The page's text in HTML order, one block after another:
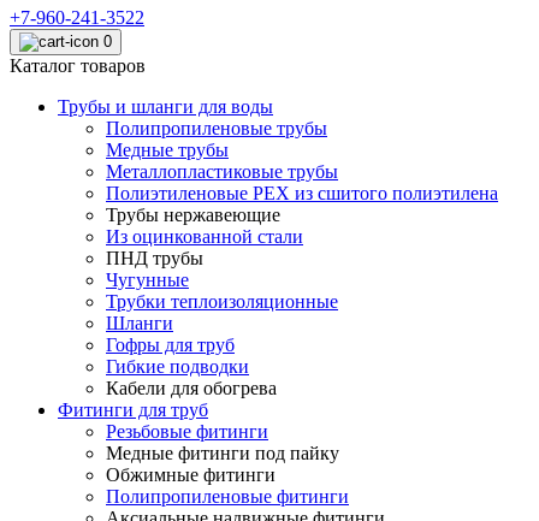
+7-960-241-3522
0
Каталог товаров
Трубы и шланги для воды
Полипропиленовые трубы
Медные трубы
Металлопластиковые трубы
Полиэтиленовые PEX из сшитого полиэтилена
Трубы нержавеющие
Из оцинкованной стали
ПНД трубы
Чугунные
Трубки теплоизоляционные
Шланги
Гофры для труб
Гибкие подводки
Кабели для обогрева
Фитинги для труб
Резьбовые фитинги
Медные фитинги под пайку
Обжимные фитинги
Полипропиленовые фитинги